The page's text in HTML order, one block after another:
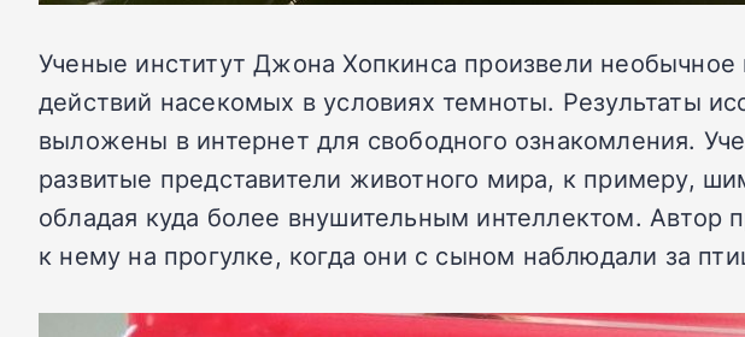
Ученые институт Джона Хопкинса произвели
действий насекомых в условиях темноты. Результаты
выложены в интернет для свободного ознакомления.
развитые представители животного мира, к примеру,
обладая куда более внушительным интеллектом. Автор
к нему на прогулке, когда они с сыном наблюдали за